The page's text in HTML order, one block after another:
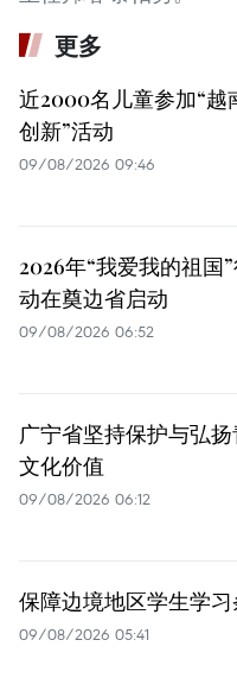
更多
近2000名儿童参加“
创新”活动
09/08/2026 09:46
2026年“我爱我的祖国
动在奠边省启动
09/08/2026 06:52
广宁省坚持保护与弘
文化价值
09/08/2026 06:12
保障边境地区学生学
09/08/2026 05:41